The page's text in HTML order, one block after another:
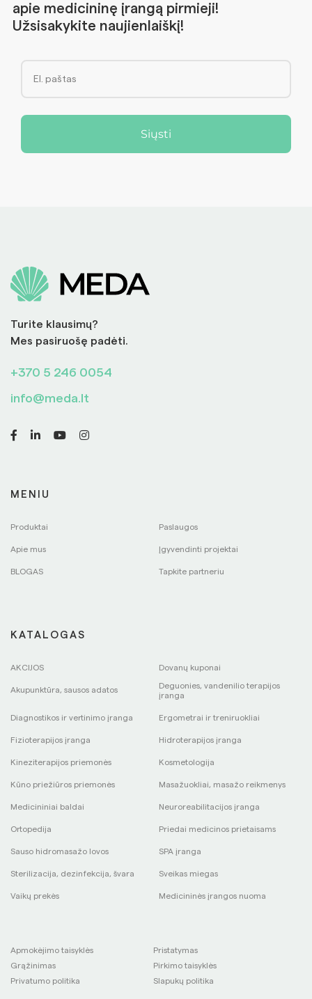
apie medicininę įrangą pirmieji!
Užsisakykite naujienlaiškį!
Siųsti
Turite klausimų?
Mes pasiruošę padėti.
+370 5 246 0054
info@meda.lt
MENIU
Produktai Paslaugos
Apie mus Įgyvendinti projektai
BLOGAS Tapkite partneriu
KATALOGAS
AKCIJOS Dovanų kuponai
Akupunktūra, sausos adatos
Deguonies, vandenilio terapijos
įranga
Diagnostikos ir vertinimo įranga Ergometrai ir treniruokliai
Fizioterapijos įranga Hidroterapijos įranga
Kineziterapijos priemonės Kosmetologija
Kūno priežiūros priemonės Masažuokliai, masažo reikmenys
Medicininiai baldai Neuroreabilitacijos įranga
Ortopedija Priedai medicinos prietaisams
Sauso hidromasažo lovos SPA įranga
Sterilizacija, dezinfekcija, švara Sveikas miegas
Vaikų prekės Medicininės įrangos nuoma
Apmokėjimo taisyklės
Pristatymas
Grąžinimas
Pirkimo taisyklės
Privatumo politika
Slapukų politika